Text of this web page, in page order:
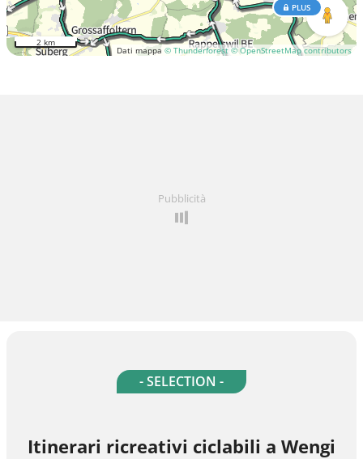
Dati mappa © Thunderforest © OpenStreetMap contributors
PLUS
2 km
Pubblicità
- SELECTION -
Itinerari ricreativi ciclabili a Wengi